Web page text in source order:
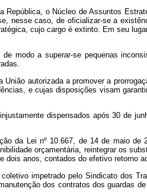
o Núcleo de Assuntos
nesse caso, de oficializar-se a
cujo cargo é extinto. Em seu
modo a superar-se pequenas
autorizada a promover a
e cujas disposições visam
dispensados após 30 de
da Lei nº 10.667, de 14 de maio
orçamentária, reintegrar os
dois anos, contados do efetivo retorno
impetrado pelo Sindicato dos
dos contratos dos guardas